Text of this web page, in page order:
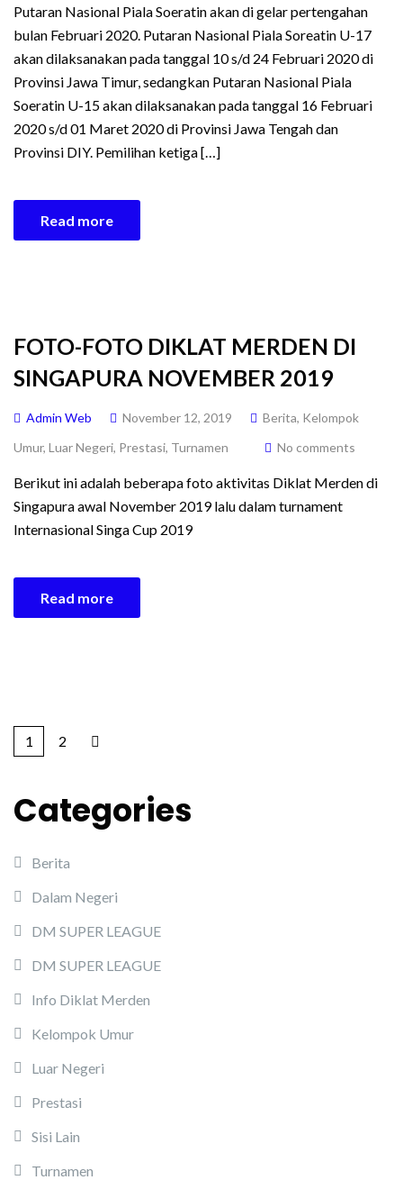
Putaran Nasional Piala Soeratin akan di gelar pertengahan
bulan Februari 2020. Putaran Nasional Piala Soreatin U-17
akan dilaksanakan pada tanggal 10 s/d 24 Februari 2020 di
Provinsi Jawa Timur, sedangkan Putaran Nasional Piala
Soeratin U-15 akan dilaksanakan pada tanggal 16 Februari
2020 s/d 01 Maret 2020 di Provinsi Jawa Tengah dan
Provinsi DIY. Pemilihan ketiga […]
Read more
FOTO-FOTO DIKLAT MERDEN DI
SINGAPURA NOVEMBER 2019
Admin Web November 12, 2019 Berita, Kelompok
Umur, Luar Negeri, Prestasi, Turnamen No comments
Berikut ini adalah beberapa foto aktivitas Diklat Merden di
Singapura awal November 2019 lalu dalam turnament
Internasional Singa Cup 2019
Read more
1 2
Categories
Berita
Dalam Negeri
DM SUPER LEAGUE
DM SUPER LEAGUE
Info Diklat Merden
Kelompok Umur
Luar Negeri
Prestasi
Sisi Lain
Turnamen